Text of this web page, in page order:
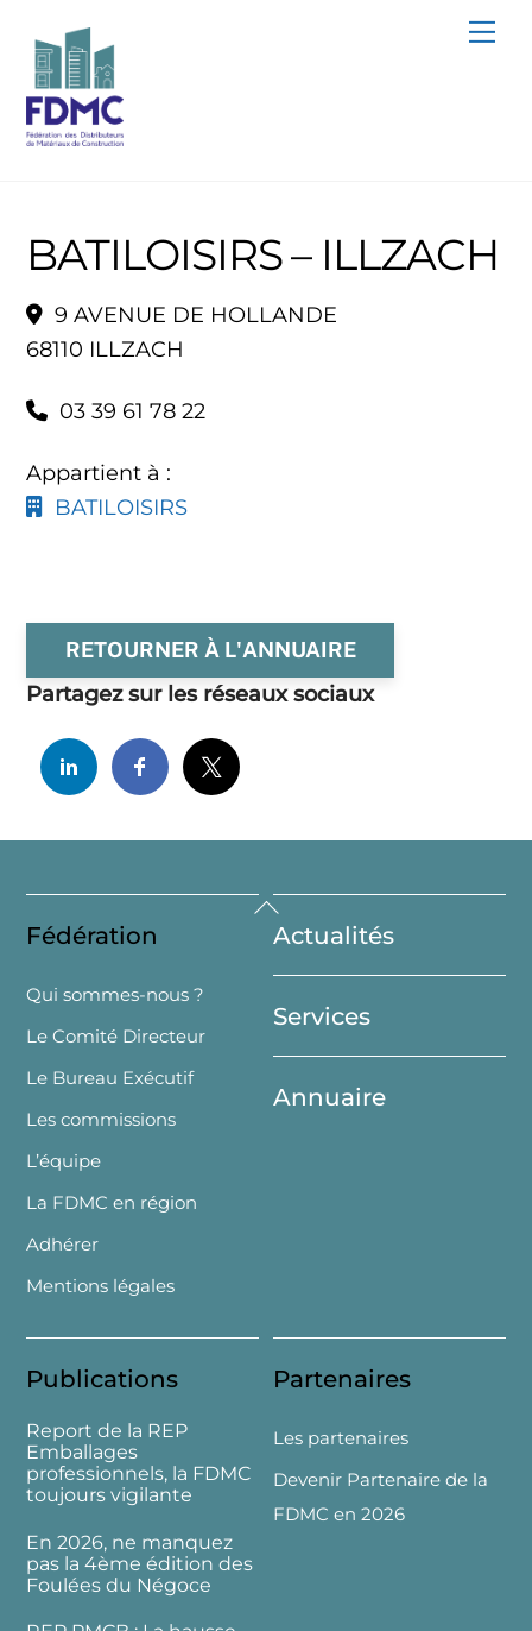
content
BATILOISIRS – ILLZACH
9 AVENUE DE HOLLANDE
68110 ILLZACH
03 39 61 78 22
Appartient à :
BATILOISIRS
RETOURNER À L'ANNUAIRE
Partagez sur les réseaux sociaux
Back
To
Top
Fédération
Qui sommes-nous ?
Le Comité Directeur
Le Bureau Exécutif
Les commissions
L’équipe
La FDMC en région
Adhérer
Mentions légales
Actualités
Services
Annuaire
Publications
Report de la REP
Emballages
professionnels, la FDMC
toujours vigilante
En 2026, ne manquez
pas la 4ème édition des
Foulées du Négoce
Partenaires
Les partenaires
Devenir Partenaire de la
FDMC en 2026